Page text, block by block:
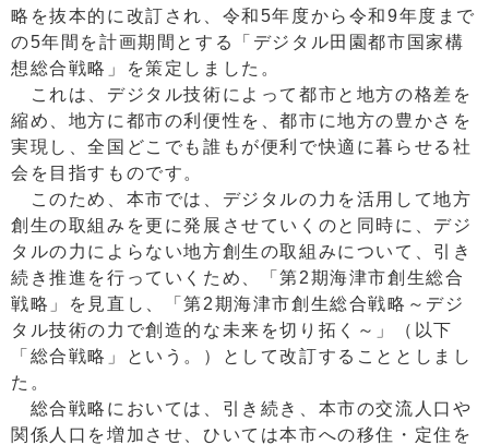
略を抜本的に改訂され、令和5年度から令和9年度まで
の5年間を計画期間とする「デジタル田園都市国家構
想総合戦略」を策定しました。
これは、デジタル技術によって都市と地方の格差を
縮め、地方に都市の利便性を、都市に地方の豊かさを
実現し、全国どこでも誰もが便利で快適に暮らせる社
会を目指すものです。
このため、本市では、デジタルの力を活用して地方
創生の取組みを更に発展させていくのと同時に、デジ
タルの力によらない地方創生の取組みについて、引き
続き推進を行っていくため、「第2期海津市創生総合
戦略」を見直し、「第2期海津市創生総合戦略～デジ
タル技術の力で創造的な未来を切り拓く～」（以下
「総合戦略」という。）として改訂することとしまし
た。
総合戦略においては、引き続き、本市の交流人口や
関係人口を増加させ、ひいては本市への移住・定住を